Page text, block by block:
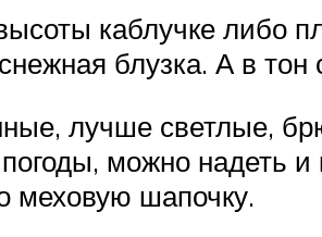
каблучке
блузка. А в
лучше светлые,
можно надеть и
меховую шапочку.